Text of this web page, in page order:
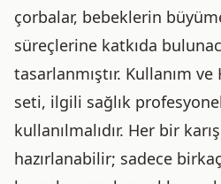
çorbalar, bebeklerin
süreçlerine katkıda
tasarlanmıştır. Kullanım
seti, ilgili sağlık
kullanılmalıdır. Her bir
hazırlanabilir; sadece